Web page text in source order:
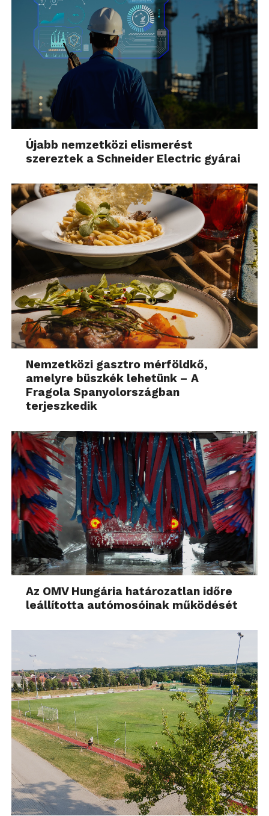
Újabb nemzetközi elismerést
szereztek a Schneider Electric gyárai
Nemzetközi gasztro mérföldkő,
amelyre büszkék lehetünk – A
Fragola Spanyolországban
terjeszkedik
Az OMV Hungária határozatlan időre
leállította autómosóinak működését